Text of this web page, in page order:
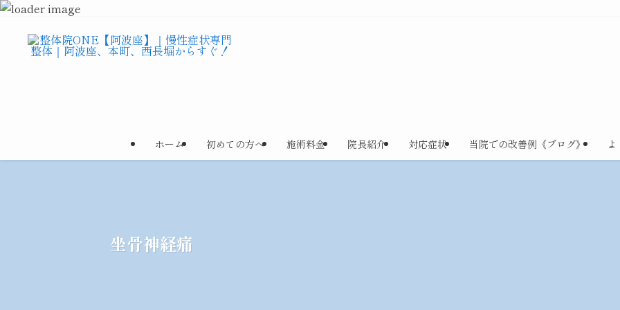
ホーム 初めての方へ 施術料金 院長紹介 対応症状 当院での改善例《ブログ》
坐骨神経痛